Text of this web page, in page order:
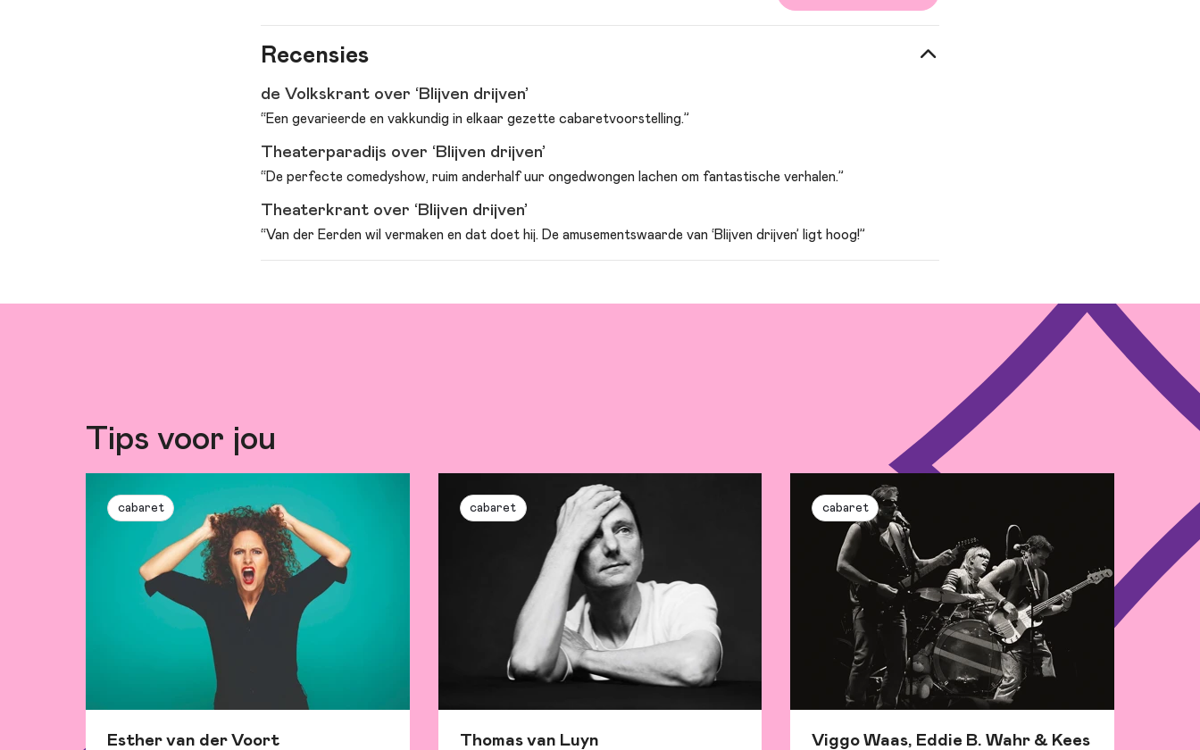
Recensies
de Volkskrant over ‘Blijven drijven’
“Een gevarieerde en vakkundig in elkaar gezette cabaretvoorstelling.”
Theaterparadijs over ‘Blijven drijven’
“De perfecte comedyshow, ruim anderhalf uur ongedwongen lachen om fantastische verhalen.”
Theaterkrant over ‘Blijven drijven’
“Van der Eerden wil vermaken en dat doet hij. De amusementswaarde van ‘Blijven drijven’ ligt hoog!”
Tips voor jou
cabaret
Esther van der Voort
cabaret
Thomas van Luyn
cabaret
Viggo Waas, Eddie B. Wahr & Kees